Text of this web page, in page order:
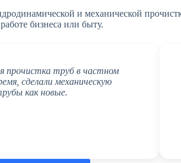
и механической
бизнеса или быту.
прочистка труб в частном
сделали механическую
как новые.